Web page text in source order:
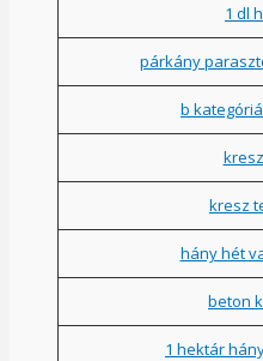
1 dl
párkány
b
kresz
hány hét
beton
1 hektár